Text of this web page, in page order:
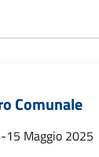
Comunale
Maggio 2025